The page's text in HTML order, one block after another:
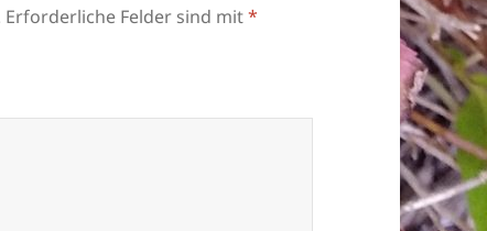
Erforderliche Felder sind mit*